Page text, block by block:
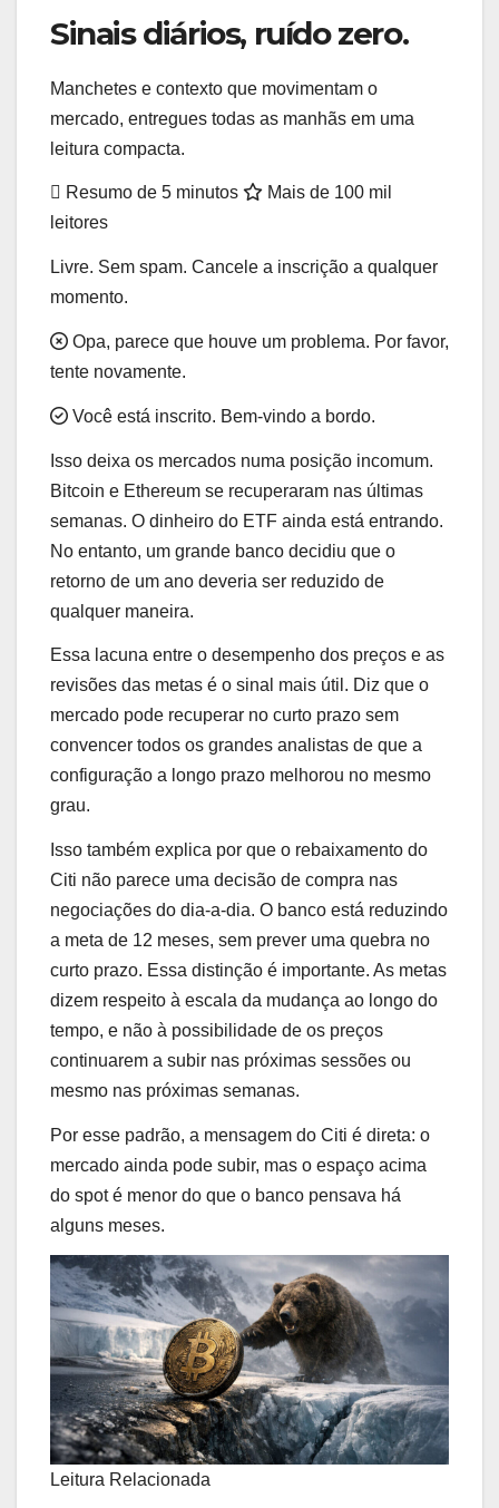
Sinais diários, ruído zero.
Manchetes e contexto que movimentam o
mercado, entregues todas as manhãs em uma
leitura compacta.
Resumo de 5 minutos
Mais de 100 mil
leitores
Livre. Sem spam. Cancele a inscrição a qualquer
momento.
Opa, parece que houve um problema. Por favor,
tente novamente.
Você está inscrito. Bem-vindo a bordo.
Isso deixa os mercados numa posição incomum.
Bitcoin e Ethereum se recuperaram nas últimas
semanas. O dinheiro do ETF ainda está entrando.
No entanto, um grande banco decidiu que o
retorno de um ano deveria ser reduzido de
qualquer maneira.
Essa lacuna entre o desempenho dos preços e as
revisões das metas é o sinal mais útil. Diz que o
mercado pode recuperar no curto prazo sem
convencer todos os grandes analistas de que a
configuração a longo prazo melhorou no mesmo
grau.
Isso também explica por que o rebaixamento do
Citi não parece uma decisão de compra nas
negociações do dia-a-dia. O banco está reduzindo
a meta de 12 meses, sem prever uma quebra no
curto prazo. Essa distinção é importante. As metas
dizem respeito à escala da mudança ao longo do
tempo, e não à possibilidade de os preços
continuarem a subir nas próximas sessões ou
mesmo nas próximas semanas.
Por esse padrão, a mensagem do Citi é direta: o
mercado ainda pode subir, mas o espaço acima
do spot é menor do que o banco pensava há
alguns meses.
Leitura Relacionada